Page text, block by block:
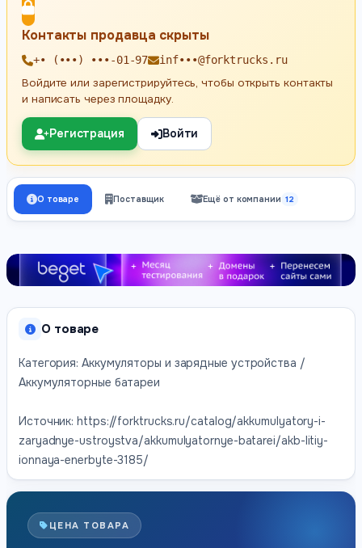
Контакты продавца скрыты
+• (•••) •••-01-97 inf•••@forktrucks.ru
Войдите или зарегистрируйтесь, чтобы открыть контакты
и написать через площадку.
Регистрация Войти
О товаре Поставщик Ещё от компании 12
О товаре
Категория: Аккумуляторы и зарядные устройства /
Аккумуляторные батареи
Источник: https://forktrucks.ru/catalog/akkumulyatory-i-
zaryadnye-ustroystva/akkumulyatornye-batarei/akb-litiy-
ionnaya-enerbyte-3185/
ЦЕНА ТОВАРА